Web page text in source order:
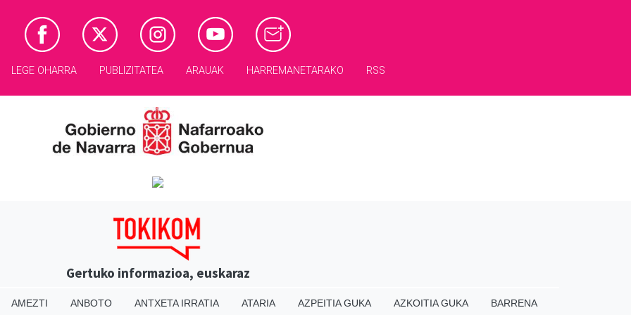
LEGE OHARRA PUBLIZITATEA ARAUAK HARREMANETARAKO RSS
Gertuko informazioa, euskaraz
AMEZTI ANBOTO ANTXETA IRRATIA ATARIA AZPEITIA GUKA AZKOITIA GUKA BARRENA